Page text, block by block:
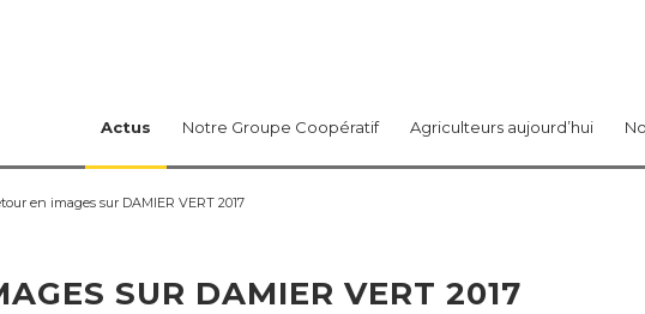
Actus Notre Groupe Coopératif Agriculteurs aujourd’hui
en images sur DAMIER VERT 2017
SUR DAMIER VERT 2017